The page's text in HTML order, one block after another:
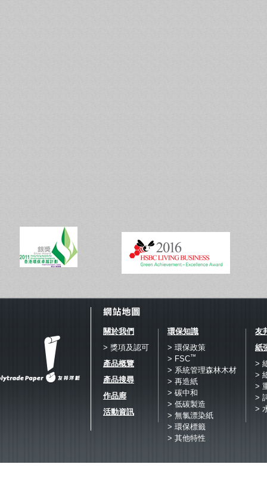
關於我們
> 獎項及認可
產品概覽
產品搜尋
作品廊
活動資訊
環保知識
> 環保政策
> FSC™
> 系統管理森林木材
> 再造紙
> 碳中和
> 低碳製造
> 無氯漂染紙
> 環保標籤
> 其他特性
友
紙
>
>
>
>
>